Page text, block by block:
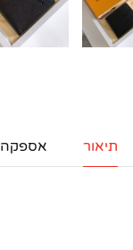
תיאור אספקה